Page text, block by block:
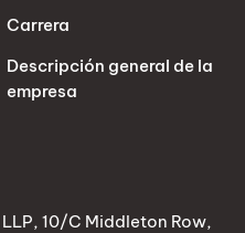
Carrera
Descripción general de la
empresa
10/C Middleton Row,